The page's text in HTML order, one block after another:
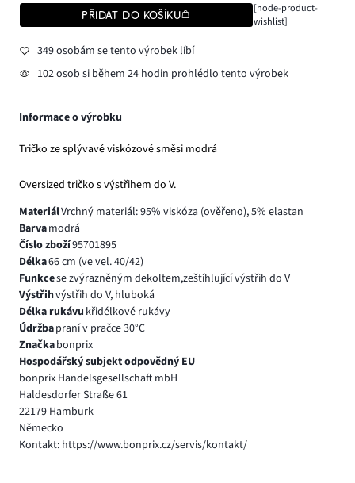
PŘIDAT DO KOŠÍKU
[node-product-
wishlist]
349 osobám se tento výrobek líbí
102 osob si během 24 hodin prohlédlo tento výrobek
Informace o výrobku
Tričko ze splývavé viskózové směsi modrá
Oversized tričko s výstřihem do V.
MateriálVrchný materiál: 95% viskóza (ověřeno), 5% elastan
Barvamodrá
Číslo zboží95701895
Délka66 cm (ve vel. 40/42)
Funkcese zvýrazněným dekoltem,zeštíhlující výstřih do V
Výstřihvýstřih do V, hluboká
Délka rukávu křidélkové rukávy
Údržbapraní v pračce 30°C
Značkabonprix
Hospodářský subjekt odpovědný EU
bonprix Handelsgesellschaft mbH
Haldesdorfer Straße 61
22179 Hamburk
Německo
Kontakt: https://www.bonprix.cz/servis/kontakt/